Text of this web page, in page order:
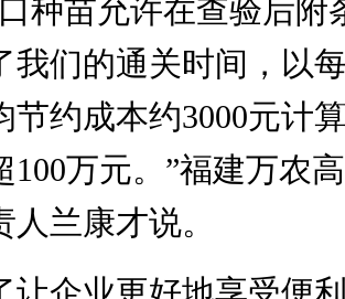
苗允许在查验后附
我们的通关时间，以
节约成本约3000元计
100万元。”福建万农
兰康才说。